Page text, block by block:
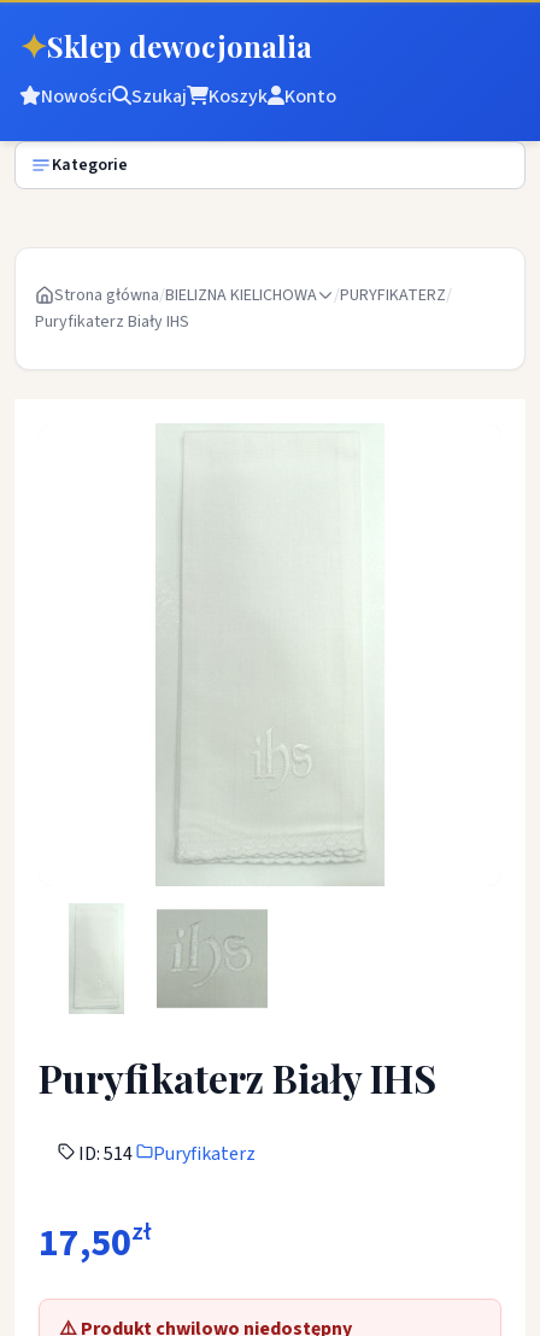
✦Sklep dewocjonalia
Nowości Szukaj Koszyk Konto
Kategorie
Strona główna/BIELIZNA KIELICHOWA /PURYFIKATERZ/
Puryfikaterz Biały IHS
Puryfikaterz Biały IHS - Puryfikaterz - Puryfikaterz Biały iHS
Puryfikaterz Biały IHS
ID: 514 Puryfikaterz
17,50zł
⚠️ Produkt chwilowo niedostępny